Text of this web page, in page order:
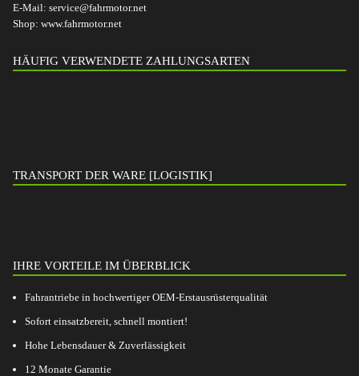
E-Mail: service@fahrmotor.net
Shop: www.fahrmotor.net
HÄUFIG VERWENDETE ZAHLUNGSARTEN
TRANSPORT DER WARE [LOGISTIK]
IHRE VORTEILE IM ÜBERBLICK
Fahrantriebe in hochwertiger OEM-Erstausrüsterqualität
Sofort einsatzbereit, schnell montiert!
Hohe Lebensdauer & Zuverlässigkeit
12 Monate Garantie